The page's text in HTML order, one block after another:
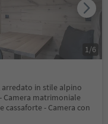
in stile alpino
Camera matrimoniale
- Camera con
1/6